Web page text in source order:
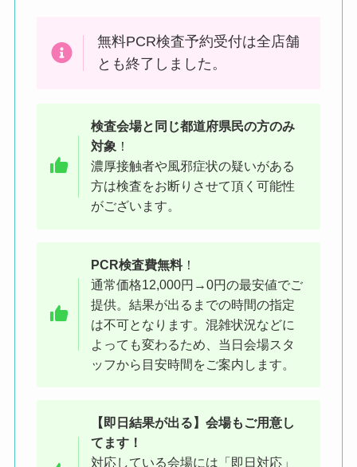
ケバブ屋と同じ建物の、隣にある
のが検査会場です
無料PCR検査予約受付は全店舗
とも終了しました。
検査会場と同じ都道府県民の方のみ
対象 ！
濃厚接触者や風邪症状の疑いがある
方は検査をお断りさせて頂く可能性
がございます。
PCR検査費無料！
通常価格12,000円→0円の最安値でご
提供。結果が出るまでの時間の指定
は不可となります。混雑状況などに
よっても変わるため、当日会場スタ
ッフから目安時間をご案内します。
【即日結果が出る】会場もご用意し
てます！
対応している会場には「即日対応」